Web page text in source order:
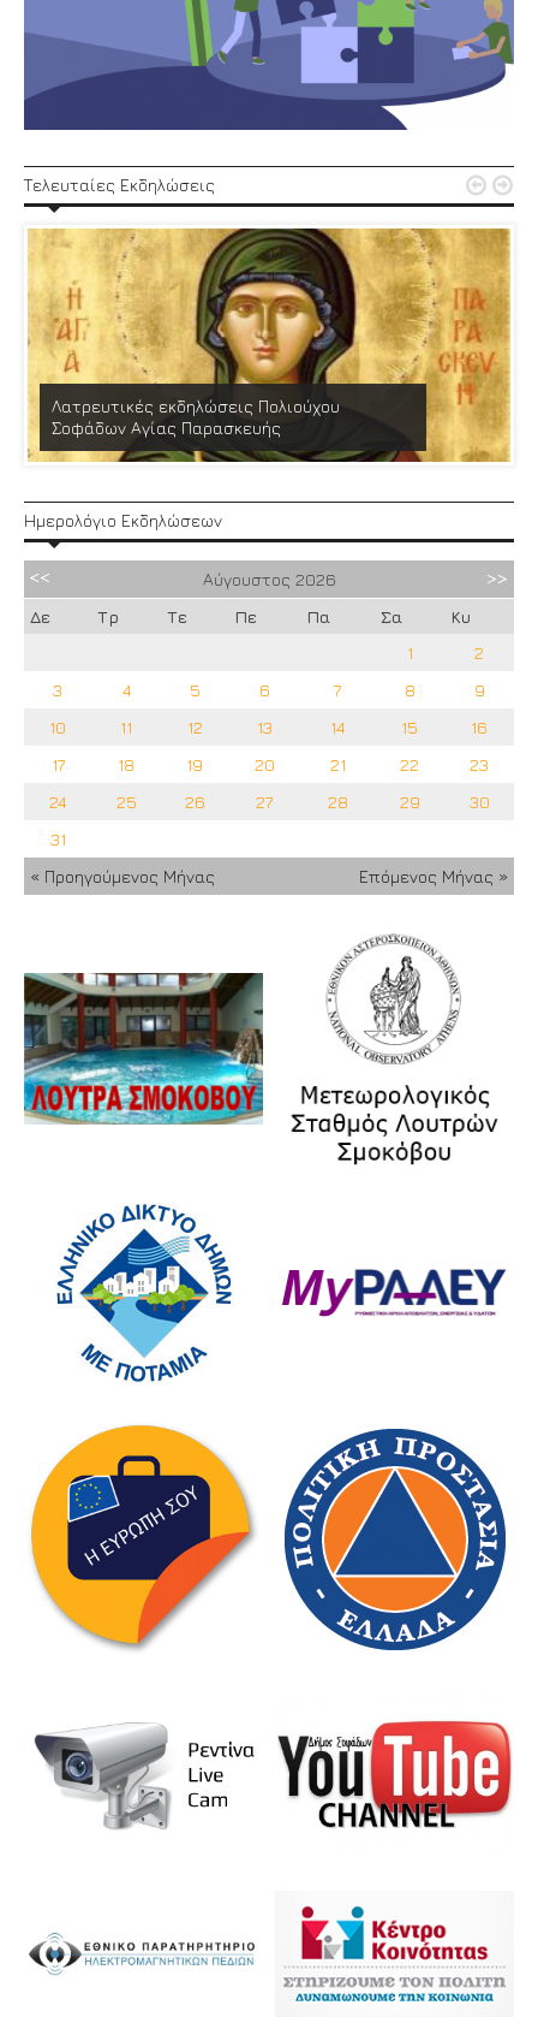
Τελευταίες Εκδηλώσεις
Λατρευτικές εκδηλώσεις Πολιούχου
Σοφάδων Αγίας Παρασκευής
 
Ημερολόγιο Εκδηλώσεων
Αύγουστος 2026
Δε
Τρ Τε Πε Πα Σα
Κυ
1
2
3
4 5 6 7 8
9
10
11 12 13 14 15
16
17
18 19 20 21 22
23
24
25 26 27 28 29
30
31
« Προηγούμενος Μήνας
Επόμενος Μήνας »